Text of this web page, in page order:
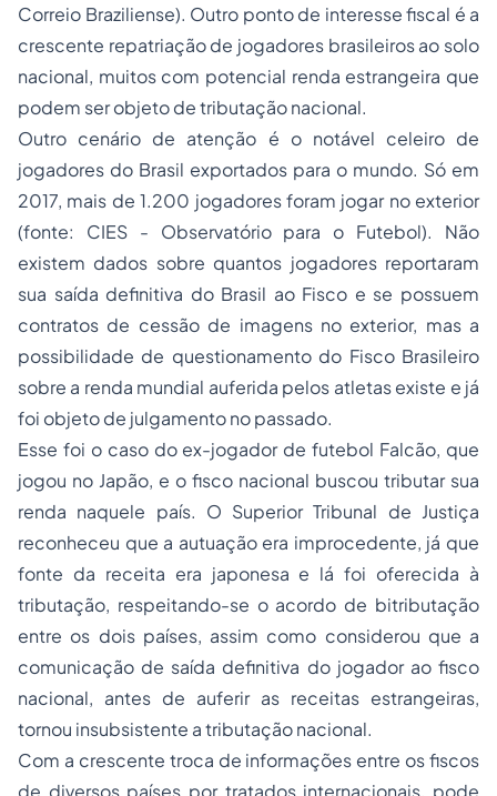
Correio Braziliense). Outro ponto de interesse fiscal é a
crescente repatriação de jogadores brasileiros ao solo
nacional, muitos com potencial renda estrangeira que
podem ser objeto de tributação nacional.
Outro cenário de atenção é o notável celeiro de
jogadores do Brasil exportados para o mundo. Só em
2017, mais de 1.200 jogadores foram jogar no exterior
(fonte: CIES - Observatório para o Futebol). Não
existem dados sobre quantos jogadores reportaram
sua saída definitiva do Brasil ao Fisco e se possuem
contratos de cessão de imagens no exterior, mas a
possibilidade de questionamento do Fisco Brasileiro
sobre a renda mundial auferida pelos atletas existe e já
foi objeto de julgamento no passado.
Esse foi o caso do ex-jogador de futebol Falcão, que
jogou no Japão, e o fisco nacional buscou tributar sua
renda naquele país. O Superior Tribunal de Justiça
reconheceu que a autuação era improcedente, já que
fonte da receita era japonesa e lá foi oferecida à
tributação, respeitando-se o acordo de bitributação
entre os dois países, assim como considerou que a
comunicação de saída definitiva do jogador ao fisco
nacional, antes de auferir as receitas estrangeiras,
tornou insubsistente a tributação nacional.
Com a crescente troca de informações entre os fiscos